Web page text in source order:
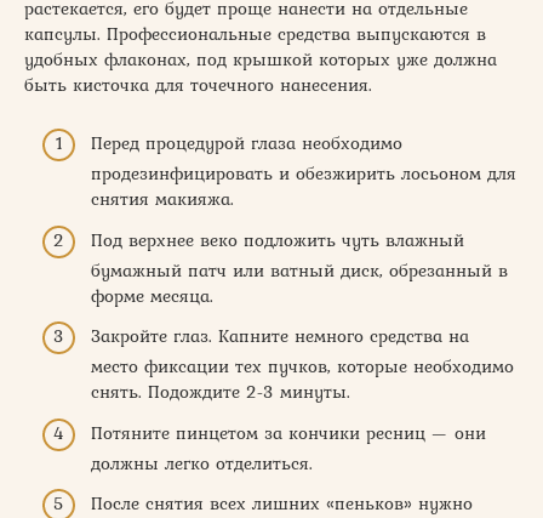
растекается, его будет проще нанести на отдельные
капсулы. Профессиональные средства выпускаются в
удобных флаконах, под крышкой которых уже должна
быть кисточка для точечного нанесения.
Перед процедурой глаза необходимо
продезинфицировать и обезжирить лосьоном для
снятия макияжа.
Под верхнее веко подложить чуть влажный
бумажный патч или ватный диск, обрезанный в
форме месяца.
Закройте глаз. Капните немного средства на
место фиксации тех пучков, которые необходимо
снять. Подождите 2-3 минуты.
Потяните пинцетом за кончики ресниц — они
должны легко отделиться.
После снятия всех лишних «пеньков» нужно